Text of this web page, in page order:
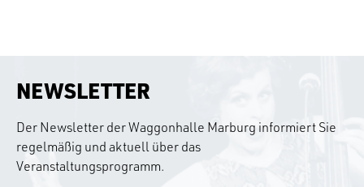
NEWSLETTER
Der Newsletter der Waggonhalle Marburg informiert Sie
regelmäßig und aktuell über das
Veranstaltungsprogramm.